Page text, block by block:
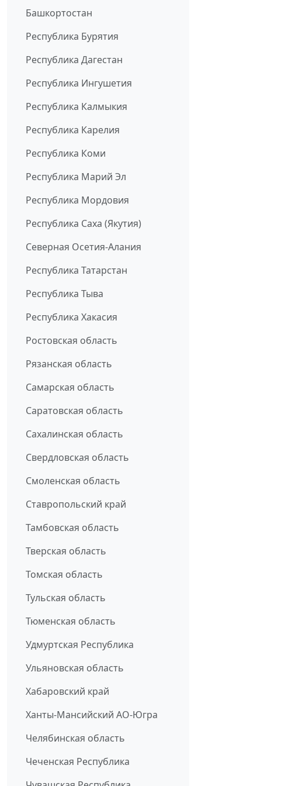
Башкортостан
Республика Бурятия
Республика Дагестан
Республика Ингушетия
Республика Калмыкия
Республика Карелия
Республика Коми
Республика Марий Эл
Республика Мордовия
Республика Саха (Якутия)
Северная Осетия-Алания
Республика Татарстан
Республика Тыва
Республика Хакасия
Ростовская область
Рязанская область
Самарская область
Саратовская область
Сахалинская область
Свердловская область
Смоленская область
Ставропольский край
Тамбовская область
Тверская область
Томская область
Тульская область
Тюменская область
Удмуртская Республика
Ульяновская область
Хабаровский край
Ханты-Мансийский АО-Югра
Челябинская область
Чеченская Республика